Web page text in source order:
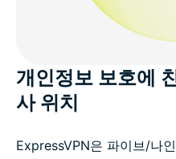
개인정보 보호에
사 위치
ExpressVPN은 파이브/나